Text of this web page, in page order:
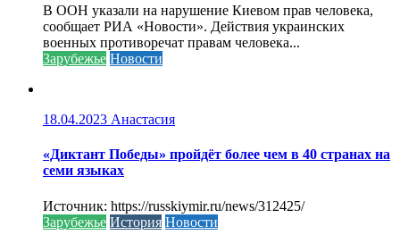
В ООН указали на нарушение Киевом прав человека,
сообщает РИА «Новости». Действия украинских
военных противоречат правам человека...
Зарубежье Новости
18.04.2023 Анастасия
«Диктант Победы» пройдёт более чем в 40 странах на
семи языках
Источник: https://russkiymir.ru/news/312425/
Зарубежье История Новости